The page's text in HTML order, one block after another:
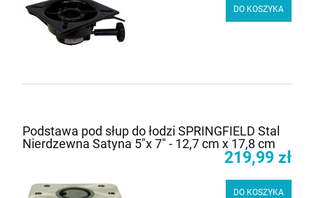
DO KOSZYKA
Podstawa pod słup do łodzi SPRINGFIELD Stal
Nierdzewna Satyna 5"x 7" - 12,7 cm x 17,8 cm
219,99 zł
DO KOSZYKA